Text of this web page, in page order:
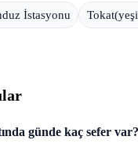
İstasyonu
günde kaç sefer var?